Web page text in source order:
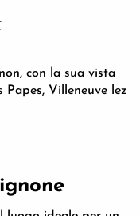
con la sua vista
Villeneuve lez